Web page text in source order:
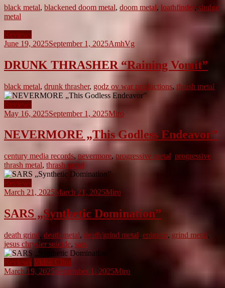
black metal, blackened doom metal, doom metal, loathfinder, sludge
metal
Reviews
June 19, 2025September 1, 2025AmhVg
DRUNK THRASHER “Raining Vomit”
black metal, drunk thrasher, godz ov war productions, thrash metal
Reviews
May 16, 2025September 1, 2025Miro
NEVERMORE „This Godless Endeavor”
century media records,nevermore, progressive metal progressive
thrash metal, thrash metal
Reviews
March 21, 2025March 21, 2025Miro
SARS „Synthetic Domination”
death grind, death metal, death/grind metal, epitome, grind metal,
jesus chrysler suicide, sars
Reviews Video Clips
March 19, 2025September 1, 2025Miro